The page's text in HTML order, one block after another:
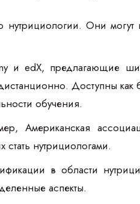
Они могут
и edX, предлагающие
Доступны как
обучения.
Американская
нутрициологами.
в области
аспекты.